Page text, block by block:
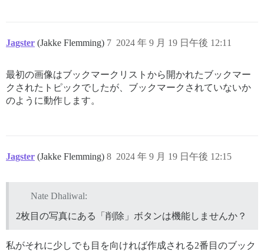
Jagster (Jakke Flemming) 2024 年 9 月 19 日午後 12:11
7
最初の画像はブックマークリストから開かれたブックマー
クされたトピックでしたが、ブックマークされていないか
のように動作します。
Jagster (Jakke Flemming) 2024 年 9 月 19 日午後 12:15
8
Nate Dhaliwal:
2枚目の写真にある「削除」ボタンは機能しませんか？
私がそれに少しでも目を向ければ作成される2番目のブック